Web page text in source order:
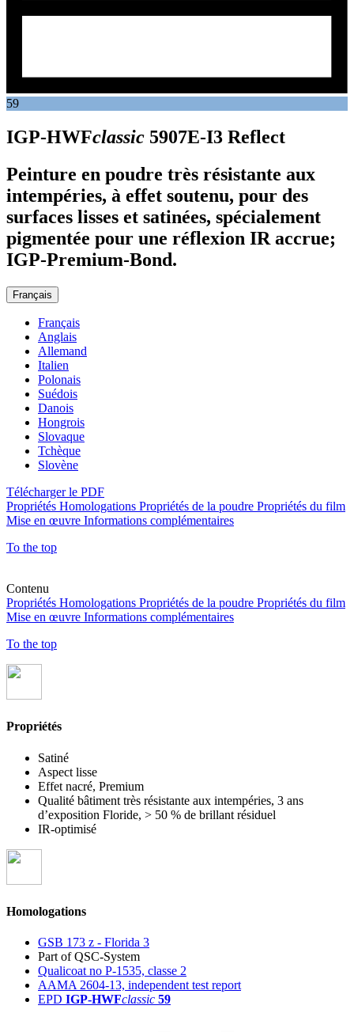
59
IGP-HWFclassic 5907E-I3 Reflect
Peinture en poudre très résistante aux
intempéries, à effet soutenu, pour des
surfaces lisses et satinées, spécialement
pigmentée pour une réflexion IR accrue;
IGP-Premium-Bond.
Français
Français
Anglais
Allemand
Italien
Polonais
Suédois
Danois
Hongrois
Slovaque
Tchèque
Slovène
Télécharger le PDF
Propriétés Homologations Propriétés de la poudre Propriétés du film
Mise en œuvre Informations complémentaires
To the top
Contenu
Propriétés Homologations Propriétés de la poudre Propriétés du film
Mise en œuvre Informations complémentaires
To the top
Propriétés
Satiné
Aspect lisse
Effet nacré, Premium
Qualité bâtiment très résistante aux intempéries, 3 ans
d’exposition Floride, > 50 % de brillant résiduel
IR-optimisé
Homologations
GSB 173 z - Florida 3
Part of QSC-System
Qualicoat no P-1535, classe 2
AAMA 2604-13, independent test report
EPD IGP-HWFclassic 59